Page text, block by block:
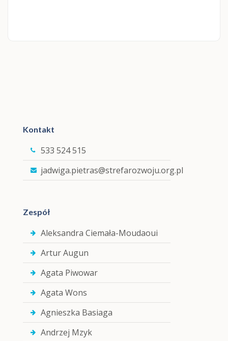
Kontakt
533 524 515
jadwiga.pietras@strefarozwoju.org.pl
Zespół
Aleksandra Ciemała-Moudaoui
Artur Augun
Agata Piwowar
Agata Wons
Agnieszka Basiaga
Andrzej Mzyk